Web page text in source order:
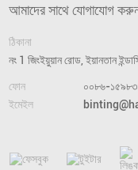
আমাদের সাথে যোগাযোগ
ঠিকানা
নং 1 জিংইয়ুয়ান রোড, ইয়ানতান
ফোন
০০৮৬-
ইমেইল